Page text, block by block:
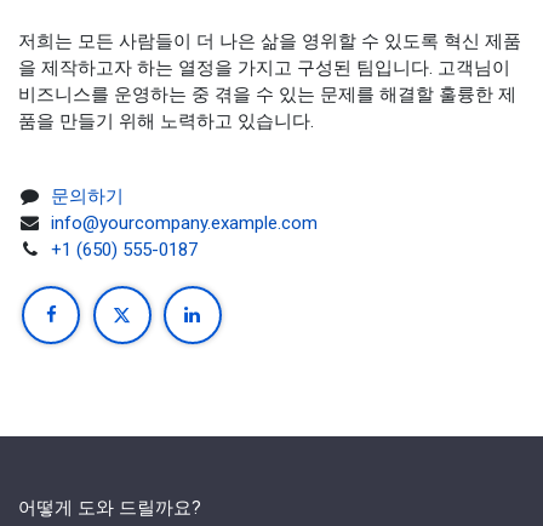
저희는 모든 사람들이 더 나은 삶을 영위할 수 있도록 혁신 제품
을 제작하고자 하는 열정을 가지고 구성된 팀입니다. 고객님이
비즈니스를 운영하는 중 겪을 수 있는 문제를 해결할 훌륭한 제
품을 만들기 위해 노력하고 있습니다.
문의하기
info@yourcompany.example.com
+1 (650) 555-0187
어떻게 도와 드릴까요?